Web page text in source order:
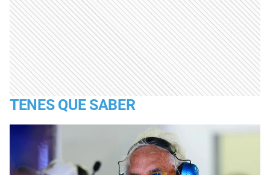
TENES QUE SABER